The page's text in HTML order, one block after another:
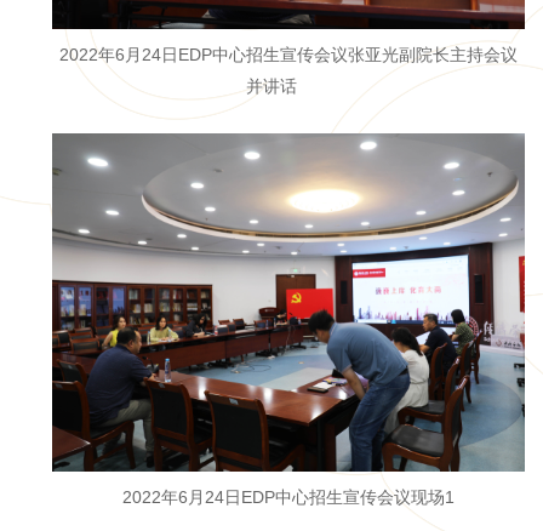
2022年6月24日EDP中心招生宣传会议张亚光副院长主持会议
并讲话
2022年6月24日EDP中心招生宣传会议现场1